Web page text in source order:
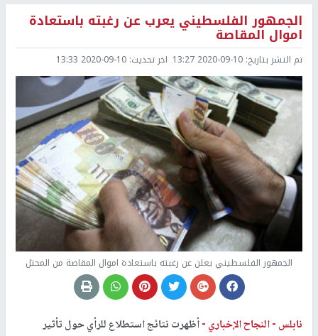
الجمهور الفلسطيني يعرب عن رغبته باستعادة
اموال المقاصة
تم النشر بتاريخ: 2020-09-10 13:27 اخر تحديث: 2020-09-10 13:33
الجمهور الفلسطيني يعلن عن رغبته باستعادة اموال المقاصة من المحتل
نابلس -النجاح الإخباري -أظهرت نتائج استطلاع للرأي حول تأثير